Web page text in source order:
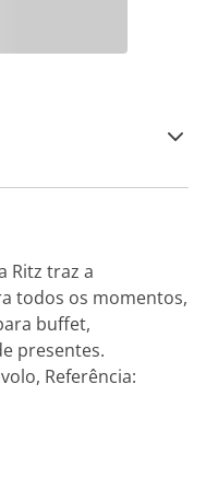
Ritz traz a
todos os momentos,
buffet,
presentes.
Referência: